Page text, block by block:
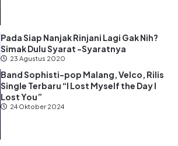
Pada Siap Nanjak Rinjani Lagi Gak Nih?
Simak Dulu Syarat -Syaratnya
23 Agustus 2020
Band Sophisti-pop Malang, Velco, Rilis
Single Terbaru “I Lost Myself the Day I
Lost You”
24 Oktober 2024